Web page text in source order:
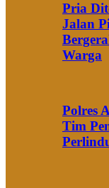
Pria
Jalan
Warga
Polres
Tim